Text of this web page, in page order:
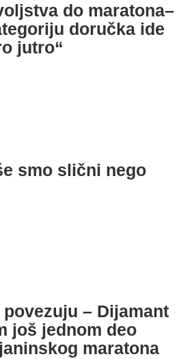
do maratona–
doručka ide
jutro“
smo slični nego
– Dijamant
još jednom deo
maratona